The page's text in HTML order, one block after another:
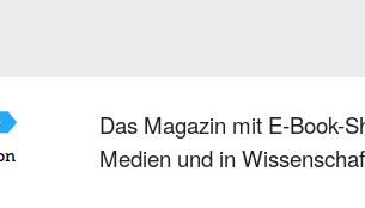
Das Magazin mit E-Book-
Medien und in